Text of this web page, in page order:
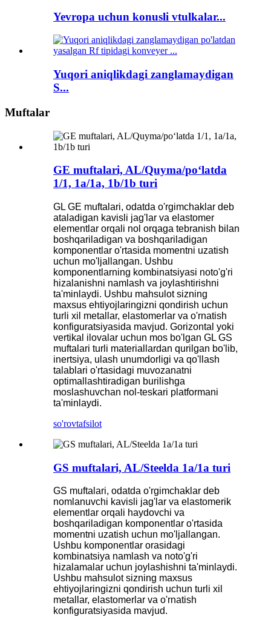
Yevropa uchun konusli vtulkalar...
Yuqori aniqlikdagi zanglamaydigan
S...
Muftalar
GE muftalari, AL/Quyma/poʻlatda
1/1, 1a/1a, 1b/1b turi
GL GE muftalari, odatda o'rgimchaklar deb
ataladigan kavisli jag'lar va elastomer
elementlar orqali nol orqaga tebranish bilan
boshqariladigan va boshqariladigan
komponentlar o'rtasida momentni uzatish
uchun mo'ljallangan. Ushbu
komponentlarning kombinatsiyasi noto'g'ri
hizalanishni namlash va joylashtirishni
ta'minlaydi. Ushbu mahsulot sizning
maxsus ehtiyojlaringizni qondirish uchun
turli xil metallar, elastomerlar va o'rnatish
konfiguratsiyasida mavjud. Gorizontal yoki
vertikal ilovalar uchun mos bo'lgan GL GS
muftalari turli materiallardan qurilgan bo'lib,
inertsiya, ulash unumdorligi va qo'llash
talablari o'rtasidagi muvozanatni
optimallashtiradigan burilishga
moslashuvchan nol-teskari platformani
ta'minlaydi.
so'rovtafsilot
GS muftalari, AL/Steelda 1a/1a turi
GS muftalari, odatda o'rgimchaklar deb
nomlanuvchi kavisli jag'lar va elastomerik
elementlar orqali haydovchi va
boshqariladigan komponentlar o'rtasida
momentni uzatish uchun mo'ljallangan.
Ushbu komponentlar orasidagi
kombinatsiya namlash va noto'g'ri
hizalamalar uchun joylashishni ta'minlaydi.
Ushbu mahsulot sizning maxsus
ehtiyojlaringizni qondirish uchun turli xil
metallar, elastomerlar va o'rnatish
konfiguratsiyasida mavjud.